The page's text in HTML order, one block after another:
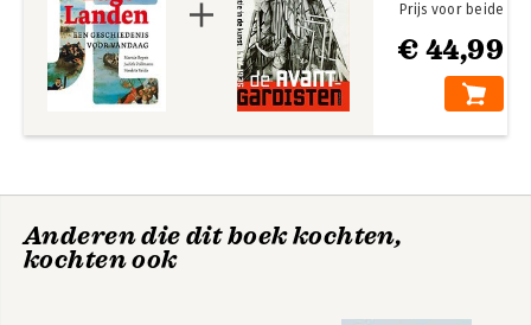
Land van
redenaars en
Land van
redenaars en
€ 44,99
Prijs voor beide
Anderen die dit boek kochten,
kochten ook